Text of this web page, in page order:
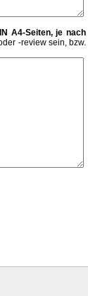
A4-Seiten, je nach
-review sein, bzw.